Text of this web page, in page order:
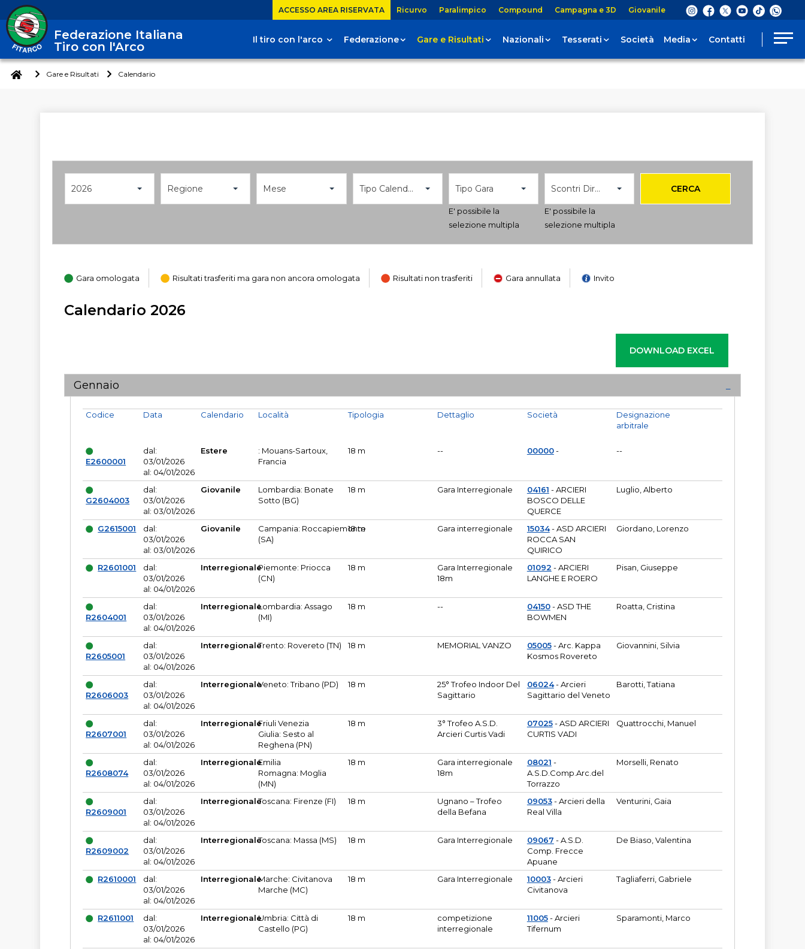
ACCESSO AREA RISERVATA Ricurvo Paralimpico Compound Campagna e 3D Giovanile
Federazione Italiana
Tiro con l'Arco
Il tiro con l'arco Federazione Gare e Risultati Nazionali Tesserati Società Media Contatti
Gare e Risultati Calendario
2026 Regione Mese Tipo Calendario Tipo Gara
E' possibile la
selezione multipla
Scontri Diretti
E' possibile la
selezione multipla
CERCA
Gara omologata Risultati trasferiti ma gara non ancora omologata Risultati non trasferiti Gara annullata Invito
Calendario 2026
Gennaio
Codice
E2600001
Data
dal:
03/01/2026
al: 04/01/2026
Calendario
Estere
Località
: Mouans-Sartoux,
Francia
Tipologia
18 m
Dettaglio
--
Società
00000-
Designazione
arbitrale
--
G2604003
dal:
03/01/2026
al: 03/01/2026
Giovanile
Lombardia: Bonate
Sotto (BG)
18 m Gara Interregionale 04161 - ARCIERI
BOSCO DELLE
QUERCE
Luglio, Alberto
G2615001
dal:
03/01/2026
al: 03/01/2026
Giovanile
Campania: Roccapiemonte
(SA)
18 m Gara interregionale 15034- ASD ARCIERI
ROCCA SAN
QUIRICO
Giordano, Lorenzo
R2601001
dal:
03/01/2026
al: 04/01/2026
InterregionalePiemonte: Priocca
(CN)
18 m
Gara Interregionale
18m
01092 - ARCIERI
LANGHE E ROERO
Pisan, Giuseppe
R2604001
dal:
03/01/2026
al: 04/01/2026
InterregionaleLombardia: Assago
(MI)
18 m -- 04150- ASD THE
BOWMEN
Roatta, Cristina
R2605001
dal:
03/01/2026
al: 04/01/2026
InterregionaleTrento: Rovereto (TN) 18 m MEMORIAL VANZO 05005- Arc. Kappa
Kosmos Rovereto
Giovannini, Silvia
R2606003
dal:
03/01/2026
al: 04/01/2026
InterregionaleVeneto: Tribano (PD) 18 m
25° Trofeo Indoor Del
Sagittario
06024- Arcieri
Sagittario del Veneto
Barotti, Tatiana
R2607001
dal:
03/01/2026
al: 04/01/2026
InterregionaleFriuli Venezia
Giulia: Sesto al
Reghena (PN)
18 m
3° Trofeo A.S.D.
Arcieri Curtis Vadi
07025- ASD ARCIERI
CURTIS VADI
Quattrocchi, Manuel
R2608074
dal:
03/01/2026
al: 04/01/2026
InterregionaleEmilia
Romagna: Moglia
(MN)
18 m
Gara interregionale
18m
08021 -
A.S.D.Comp.Arc.del
Torrazzo
Morselli, Renato
R2609001
dal:
03/01/2026
al: 04/01/2026
InterregionaleToscana: Firenze (FI) 18 m
Ugnano – Trofeo
della Befana
09053- Arcieri della
Real Villa
Venturini, Gaia
R2609002
dal:
03/01/2026
al: 04/01/2026
InterregionaleToscana: Massa (MS) 18 m Gara Interregionale 09067 - A.S.D.
Comp. Frecce
Apuane
De Biaso, Valentina
R2610001
dal:
03/01/2026
al: 04/01/2026
InterregionaleMarche: Civitanova
Marche (MC)
18 m Gara Interregionale 10003- Arcieri
Civitanova
Tagliaferri, Gabriele
R2611001
dal:
03/01/2026
al: 04/01/2026
InterregionaleUmbria: Città di
Castello (PG)
18 m
competizione
interregionale
11005- Arcieri
Tifernum
Sparamonti, Marco